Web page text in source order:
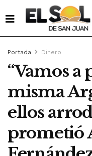
Portada Dinero
“Vamos a
misma
ellos
prometió